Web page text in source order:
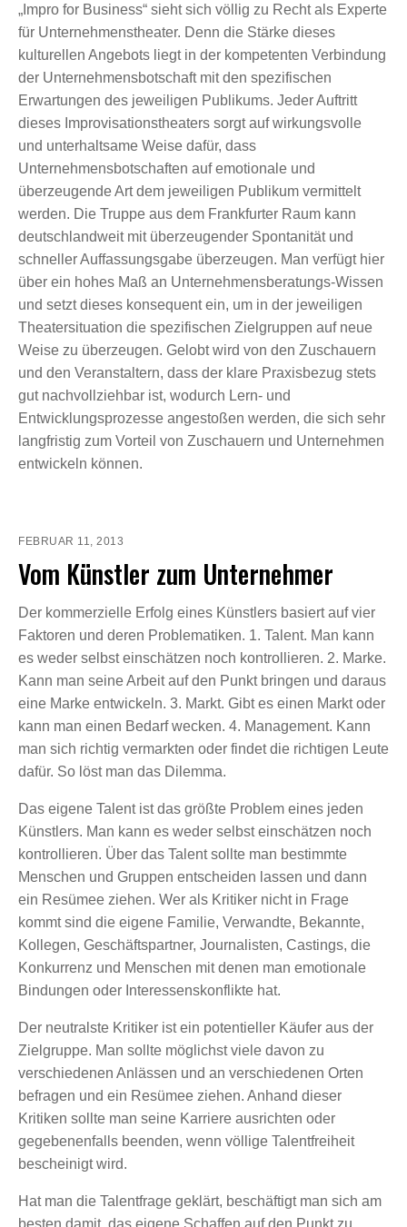
„Impro for Business“ sieht sich völlig zu Recht als Experte
für Unternehmenstheater. Denn die Stärke dieses
kulturellen Angebots liegt in der kompetenten Verbindung
der Unternehmensbotschaft mit den spezifischen
Erwartungen des jeweiligen Publikums. Jeder Auftritt
dieses Improvisationstheaters sorgt auf wirkungsvolle
und unterhaltsame Weise dafür, dass
Unternehmensbotschaften auf emotionale und
überzeugende Art dem jeweiligen Publikum vermittelt
werden. Die Truppe aus dem Frankfurter Raum kann
deutschlandweit mit überzeugender Spontanität und
schneller Auffassungsgabe überzeugen. Man verfügt hier
über ein hohes Maß an Unternehmensberatungs-Wissen
und setzt dieses konsequent ein, um in der jeweiligen
Theatersituation die spezifischen Zielgruppen auf neue
Weise zu überzeugen. Gelobt wird von den Zuschauern
und den Veranstaltern, dass der klare Praxisbezug stets
gut nachvollziehbar ist, wodurch Lern- und
Entwicklungsprozesse angestoßen werden, die sich sehr
langfristig zum Vorteil von Zuschauern und Unternehmen
entwickeln können.
FEBRUAR 11, 2013
Vom Künstler zum Unternehmer
Der kommerzielle Erfolg eines Künstlers basiert auf vier
Faktoren und deren Problematiken. 1. Talent. Man kann
es weder selbst einschätzen noch kontrollieren. 2. Marke.
Kann man seine Arbeit auf den Punkt bringen und daraus
eine Marke entwickeln. 3. Markt. Gibt es einen Markt oder
kann man einen Bedarf wecken. 4. Management. Kann
man sich richtig vermarkten oder findet die richtigen Leute
dafür. So löst man das Dilemma.
Das eigene Talent ist das größte Problem eines jeden
Künstlers. Man kann es weder selbst einschätzen noch
kontrollieren. Über das Talent sollte man bestimmte
Menschen und Gruppen entscheiden lassen und dann
ein Resümee ziehen. Wer als Kritiker nicht in Frage
kommt sind die eigene Familie, Verwandte, Bekannte,
Kollegen, Geschäftspartner, Journalisten, Castings, die
Konkurrenz und Menschen mit denen man emotionale
Bindungen oder Interessenskonflikte hat.
Der neutralste Kritiker ist ein potentieller Käufer aus der
Zielgruppe. Man sollte möglichst viele davon zu
verschiedenen Anlässen und an verschiedenen Orten
befragen und ein Resümee ziehen. Anhand dieser
Kritiken sollte man seine Karriere ausrichten oder
gegebenenfalls beenden, wenn völlige Talentfreiheit
bescheinigt wird.
Hat man die Talentfrage geklärt, beschäftigt man sich am
besten damit, das eigene Schaffen auf den Punkt zu